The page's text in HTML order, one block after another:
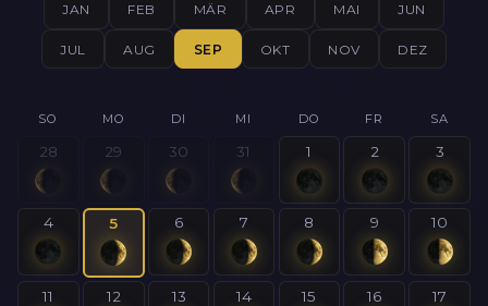
JAN FEB MÄR APR MAI JUN
JUL AUG SEP OKT NOV DEZ
SO MO DI MI DO FR SA
28 29 30 31 1 2 3
4 5 6 7 8 9 10
11 12 13 14 15 16 17